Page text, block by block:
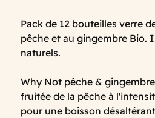
Pack de 12 bouteilles verre
pêche et au gingembre Bio.
naturels.
Why Not pêche &
fruitée de la pêche à
pour une boisson